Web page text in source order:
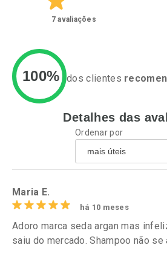
Ativar Desconto
Comprar sem Desconto
Por R$ 37,25/cada
Comprar sem Desconto
7 avaliações
100% dos clientes
Detalhes das
Ordenar por
Maria E.
há 10 meses
Adoro marca seda argan mas
saiu do mercado. Shampoo não se